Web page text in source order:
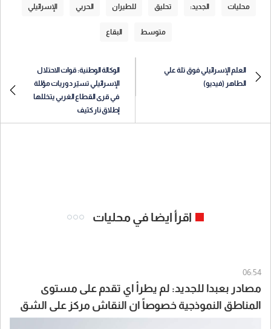
محليات الجديد: تحليق للطيران الحربي الإسرائيلي
متوسط البقاع
العلم الإسرائيلي فوق تلة علي
الطاهر (فيديو)
الوكالة الوطنية: قوات الاحتلال
الإسرائيلي تسيّر دوريات مؤللة
في قرى القطاع الغربي يتخللها
إطلاق نار كثيف
اقرأ ايضا في محليات
06:54
مصادر بعبدا للجديد: لم يطرأ اي تقدم على مستوى
المناطق النموذجية خصوصاً ان النقاش مركز على الشق